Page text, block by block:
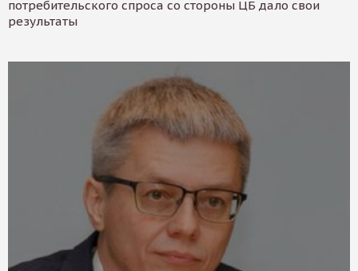
потребительского спроса со стороны ЦБ дало свои
результаты